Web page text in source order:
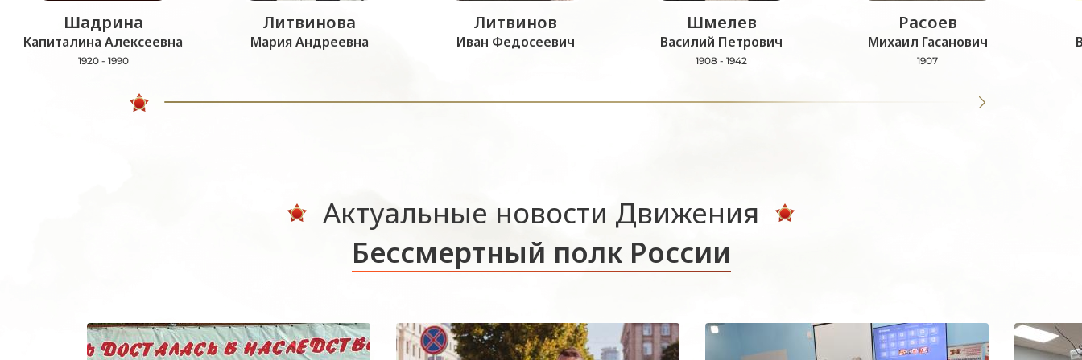
Шадрина
Капиталина Алексеевна
1920 - 1990
Литвинова
Мария Андреевна
Литвинов
Иван Федосеевич
Шмелев
Василий Петрович
1908 - 1942
Расоев
Михаил Гасанович
1907
Актуальные новости Движения
Бессмертный полк России